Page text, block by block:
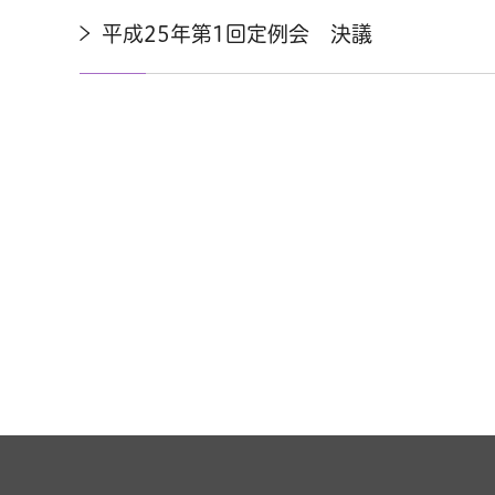
平成25年第1回定例会 決議